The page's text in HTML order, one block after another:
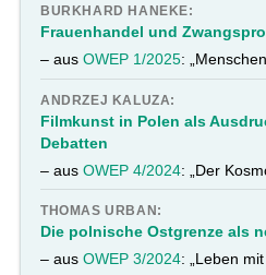
BURKHARD HANEKE:
Frauenhandel und
– ausOWEP 1/2025:
ANDRZEJ KALUZA:
Filmkunst in Polen als
Debatten
– ausOWEP 4/2024: „Der
THOMAS URBAN:
Die polnische Ostgrenze als
– ausOWEP 3/2024: „Leben